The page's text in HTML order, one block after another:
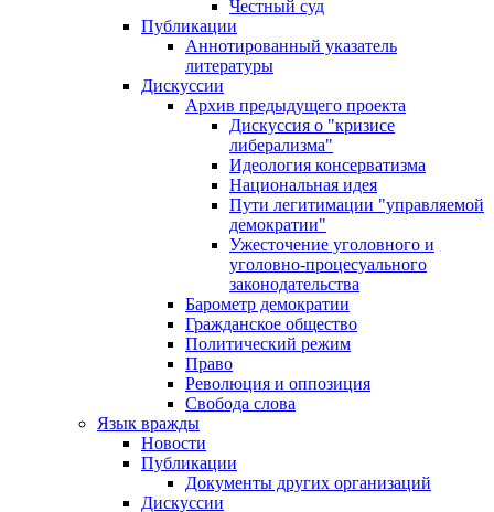
Честный суд
Публикации
Аннотированный указатель
литературы
Дискуссии
Архив предыдущего проекта
Дискуссия о "кризисе
либерализма"
Идеология консерватизма
Национальная идея
Пути легитимации "управляемой
демократии"
Ужесточение уголовного и
уголовно-процесуального
законодательства
Барометр демократии
Гражданское общество
Политический режим
Право
Революция и оппозиция
Свобода слова
Язык вражды
Новости
Публикации
Документы других организаций
Дискуссии